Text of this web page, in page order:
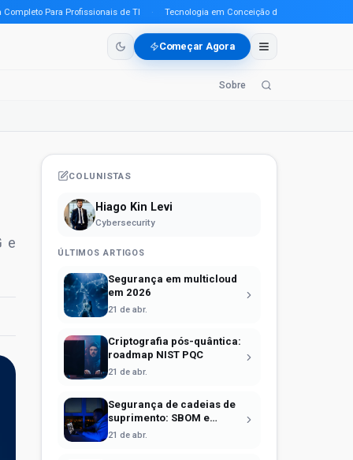
Para Profissionais de TI · Tecnologia em Conceição do Araguaia (PA) em
Começar Agora
Sobre
e
COLUNISTAS
Hiago Kin Levi
Cybersecurity
ÚLTIMOS ARTIGOS
Segurança em multicloud
em 2026
21 de abr.
Criptografia pós-quântica:
roadmap NIST PQC
21 de abr.
Segurança de cadeias de
suprimento: SBOM e
Sigstore
21 de abr.